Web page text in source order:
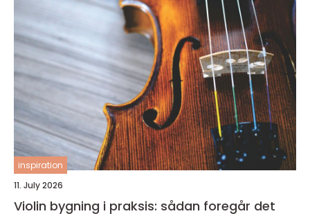
inspiration
11. July 2026
Violin bygning i praksis: sådan foregår det